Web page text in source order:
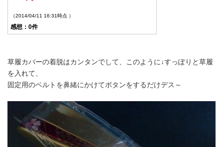
（2014/04/11 16:31時点 ）
感想：0件
草履カバーの着脱はカンタンでして、このように↓すっぽりと草履
を入れて、
固定用のベルトを鼻緒にかけてボタンをするだけデス～